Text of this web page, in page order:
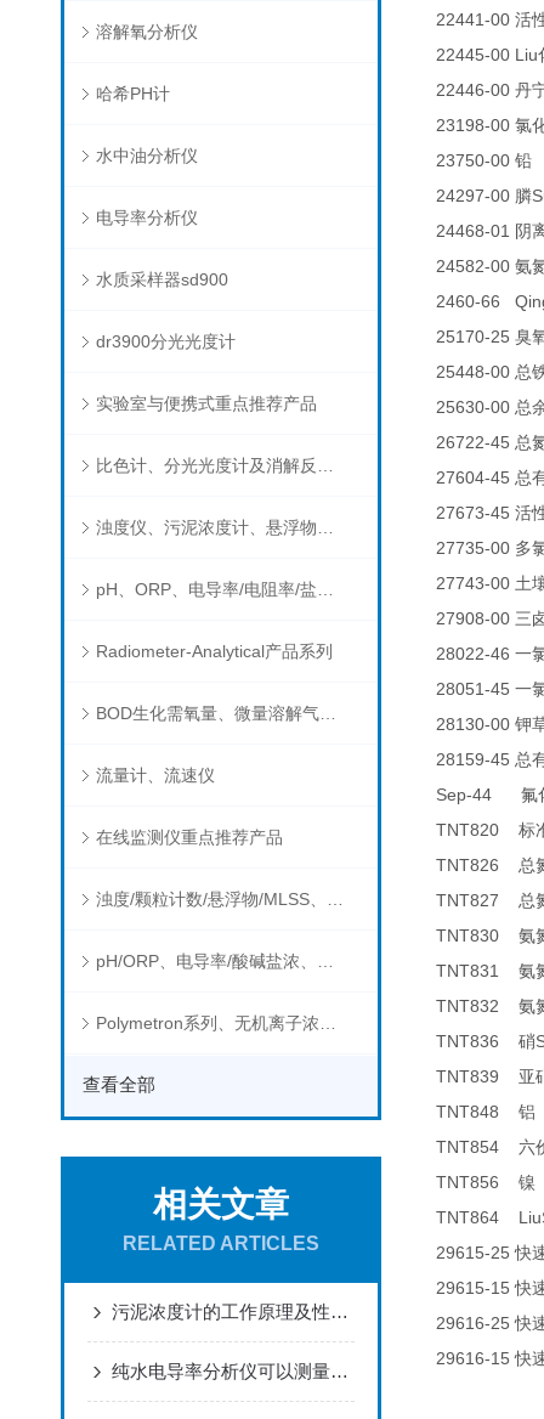
溶解氧分析仪
哈希PH计
水中油分析仪
电导率分析仪
水质采样器sd900
dr3900分光光度计
实验室与便携式重点推荐产品
Radiometer-Analytical产品系列
BOD生化需氧量、微量溶解气体和现场水质测试组件以及其他分析仪
流量计、流速仪
在线监测仪重点推荐产品
查看全部
相关文章
RELATED ARTICLES
污泥浓度计的工作原理及性能特点
纯水电导率分析仪可以测量哪些物质的电导率？
22441-00 活
22445-00 Liu
22446-00 丹
23198-00 氯
23750-00 铅
24297-00 膦
24468-01
阴
24582-00 氨
2460-66
25170-25 臭
25448-00 总
25630-00 总
26722-45 总
27604-45 总
27673-45 活
27735-00 多
27743-00 土
27908-00 三
28022-46 一
28051-45 一
28130-00 钾
28159-45 总
Sep-44 氟
TNT820 标
TNT826 总
TNT827 总
TNT830 氨
TNT831 氨
TNT832 氨
TNT836 硝
TNT839 亚
TNT848 铝
TNT854 六
TNT856 镍
TNT864
29615-25快
29615-15快
29616-25快
29616-15快